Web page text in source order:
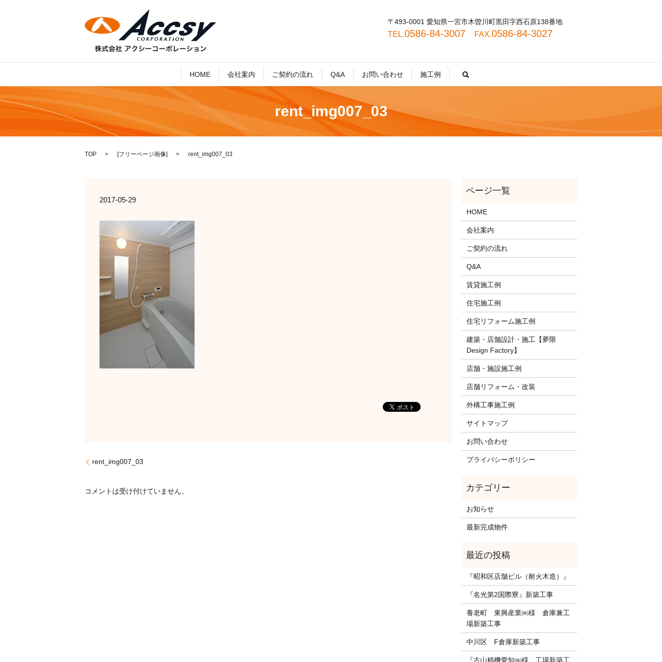
〒493-0001 愛知県一宮市木曽川町黒田字西石原138番地
TEL.0586-84-3007 FAX.0586-84-3027
HOME 会社案内 ご契約の流れ Q&A お問い合わせ 施工例
rent_img007_03
TOP [フリーページ画像] rent_img007_03
2017-05-29
rent_img007_03
コメントは受け付けていません。
HOME
会社案内
ご契約の流れ
Q&A
賃貸施工例
住宅施工例
住宅リフォーム施工例
建築・店舗設計・施工【夢限
Design Factory】
店舗・施設施工例
店舗リフォーム・改装
外構工事施工例
サイトマップ
お問い合わせ
プライバシーポリシー
お知らせ
最新完成物件
『昭和区店舗ビル（耐火木造）』
『名光第2国際寮』新築工事
養老町 東興産業㈱様 倉庫兼工
場新築工事
中川区 F倉庫新築工事
『古山精機愛知㈱様 工場新築工